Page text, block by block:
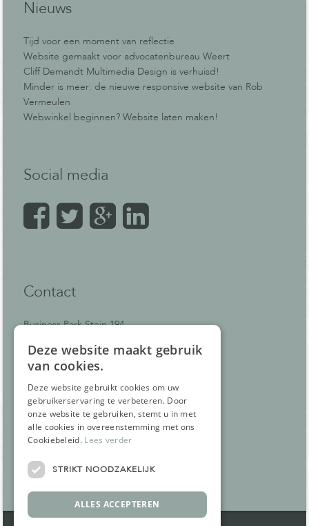
Nieuws
Tijd voor een moment van reflectie
Website gemaakt voor advocatenbureau Weert
Cliff Demandt Multimedia Design is verhuisd!
Minder is meer: de nieuwe responsive website van Rob
Vermeulen
Webwinkel beginnen? Website laten maken!
Social media
Contact
Business Park Stein 194
Nederland
info@webmix.nl
KvK: 87759462
BTW-ID NL864396892B01
Cookies
Deze website maakt gebruik
van cookies.
Deze website gebruikt cookies om uw
gebruikerservaring te verbeteren. Door
onze website te gebruiken, stemt u in met
alle cookies in overeenstemming met ons
Cookiebeleid. Lees verder
STRIKT NOODZAKELIJK
ALLES ACCEPTEREN